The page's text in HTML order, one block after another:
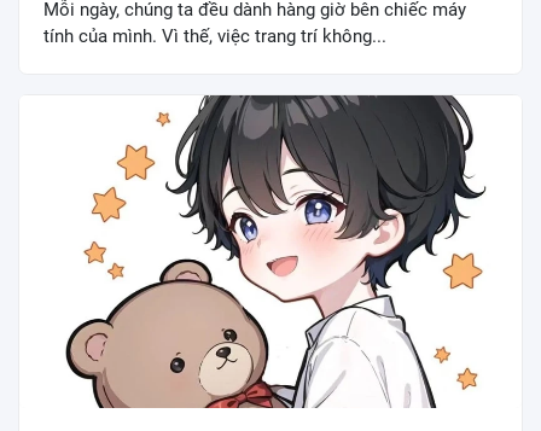
Mỗi ngày, chúng ta đều dành hàng giờ bên chiếc máy
tính của mình. Vì thế, việc trang trí không...